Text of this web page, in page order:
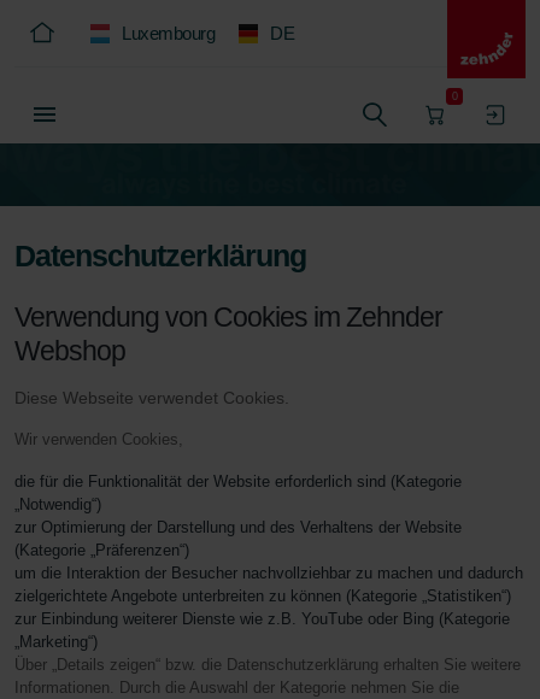
Luxembourg DE
0
Datenschutzerklärung
Verwendung von Cookies im Zehnder
Webshop
Diese Webseite verwendet Cookies.
Wir verwenden Cookies,
die für die Funktionalität der Website erforderlich sind (Kategorie
„Notwendig“)
zur Optimierung der Darstellung und des Verhaltens der Website
(Kategorie „Präferenzen“)
um die Interaktion der Besucher nachvollziehbar zu machen und dadurch
zielgerichtete Angebote unterbreiten zu können (Kategorie „Statistiken“)
zur Einbindung weiterer Dienste wie z.B. YouTube oder Bing (Kategorie
„Marketing“)
Über „Details zeigen“ bzw. die Datenschutzerklärung erhalten Sie weitere
Informationen. Durch die Auswahl der Kategorie nehmen Sie die